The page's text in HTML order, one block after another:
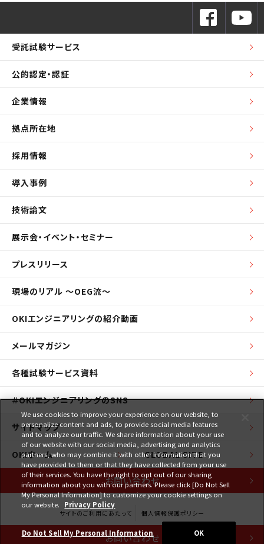
お問い合わせ
受託試験サービス
公的認定・認証
企業情報
拠点所在地
採用情報
導入事例
技術論文
展示会・イベント・セミナー
プレスリリース
現場のリアル ～OEG流～
OKIエンジニアリングの紹介動画
メールマガジン
各種試験サービス資料
＃OKIエンジニアリングのSNS
サイトマップ
OKIホーム GLOBAL SITE
お問い合わせ
サイトのご利用にあたって 個人情報保護ポリシー
Copyright © 1997-2026 Oki Engineering Co., Ltd. All Rights Reserved.
We use cookies to improve your experience on our website, to
personalize content and ads, to provide social media features
and to analyze our traffic. We share information about your use
of our website with our social media, advertising and analytics
partners, who may combine it with other information that you
have provided to them or that they have collected from your use
of their services. You have the right to opt out of our sharing
information about you with our partners. Please click [Do Not Sell
My Personal Information] to customize your cookie settings on
our website.
Privacy Policy
Do Not Sell My Personal Information OK